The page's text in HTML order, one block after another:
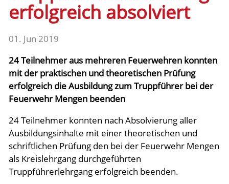
Fahrzeuge
Einsätze
Jugend
Aktuelles
Meldungen 2026
erfolgreich absolviert
01. Jun 2019
24 Teilnehmer aus mehreren Feuerwehren konnten
mit der praktischen und theoretischen Prüfung
erfolgreich die Ausbildung zum Truppführer bei der
Feuerwehr Mengen beenden
24 Teilnehmer konnten nach Absolvierung aller
Ausbildungsinhalte mit einer theoretischen und
schriftlichen Prüfung den bei der Feuerwehr Mengen
als Kreislehrgang durchgeführten
Truppführerlehrgang erfolgreich beenden.